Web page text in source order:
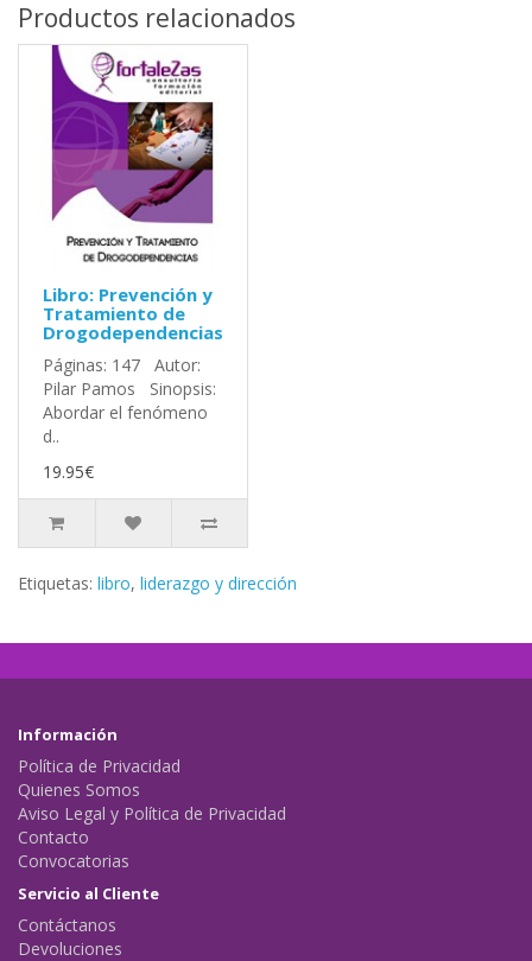
Productos relacionados
Libro: Prevención y
Tratamiento de
Drogodependencias
Páginas: 147 Autor:
Pilar Pamos Sinopsis:
Abordar el fenómeno
d..
19.95€
Etiquetas: libro, liderazgo y dirección
Información
Política de Privacidad
Quienes Somos
Aviso Legal y Política de Privacidad
Contacto
Convocatorias
Servicio al Cliente
Contáctanos
Devoluciones